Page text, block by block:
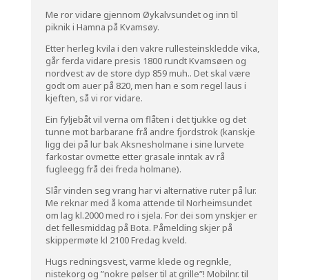
Me ror vidare gjennom Øykalvsundet og inn til
piknik i Hamna på Kvamsøy.
Etter herleg kvila i den vakre rullesteinskledde vika,
går ferda vidare presis 1800 rundt Kvamsøen og
nordvest av de store dyp 859 muh.. Det skal være
godt om auer på 820, men han e som regel laus i
kjeften, så vi ror vidare.
Ein fyljebåt vil verna om flåten i det tjukke og det
tunne mot barbarane frå andre fjordstrok (kanskje
ligg dei på lur bak Aksnesholmane i sine lurvete
farkostar ovmette etter grasale inntak av rå
fugleegg frå dei freda holmane).
Slår vinden seg vrang har vi alternative ruter på lur.
Me reknar med å koma attende til Norheimsundet
om lag kl.2000 med ro i sjela. For dei som ynskjer er
det fellesmiddag på Bota. Påmelding skjer på
skippermøte kl 2100 Fredag kveld.
Hugs redningsvest, varme klede og regnkle,
nistekorg og ”nokre pølser til at grille”! Mobilnr. til